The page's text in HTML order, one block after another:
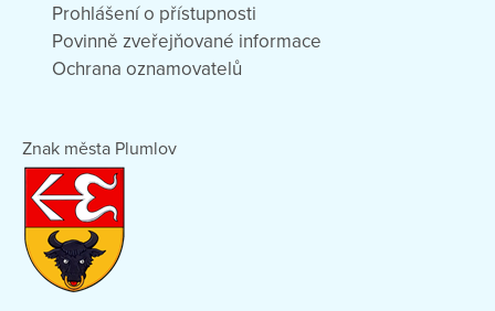
Prohlášení o přístupnosti
Povinně zveřejňované informace
Ochrana oznamovatelů
Znak města Plumlov